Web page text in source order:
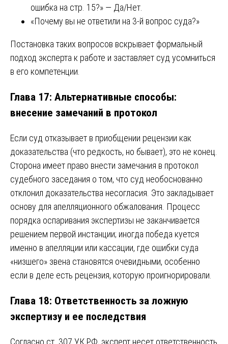
ошибка на стр. 15?» — Да/Нет.
«Почему вы не ответили на 3-й вопрос суда?»
Постановка таких вопросов вскрывает формальный
подход эксперта к работе и заставляет суд усомниться
в его компетенции.
Глава 17: Альтернативные способы:
внесение замечаний в протокол
Если суд отказывает в приобщении рецензии как
доказательства (что редкость, но бывает), это не конец.
Сторона имеет право внести замечания в протокол
судебного заседания о том, что суд необоснованно
отклонил доказательства несогласия. Это закладывает
основу для апелляционного обжалования. Процесс
порядка оспаривания экспертизы не заканчивается
решением первой инстанции; иногда победа куется
именно в апелляции или кассации, где ошибки суда
«низшего» звена становятся очевидными, особенно
если в деле есть рецензия, которую проигнорировали.
Глава 18: Ответственность за ложную
экспертизу и ее последствия